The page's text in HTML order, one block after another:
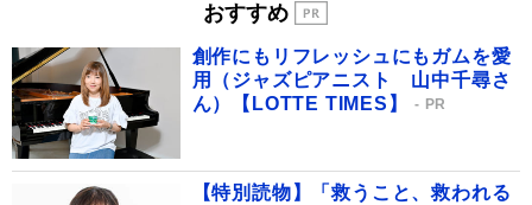
おすすめ
創作にもリフレッシュにもガムを愛
用（ジャズピアニスト 山中千尋さ
ん）【LOTTE TIMES】
PR
【特別読物】「救うこと、救われる